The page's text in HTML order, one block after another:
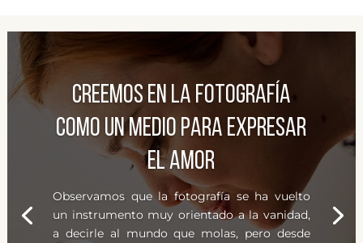
CREEMOS EN LA FOTOGRAFÍA
COMO UN MEDIO PARA EXPRESAR
EL AMOR
Observamos que la fotografía se ha vuelto
un instrumento muy orientado a la vanidad,
a decirle al mundo que molas, pero desde